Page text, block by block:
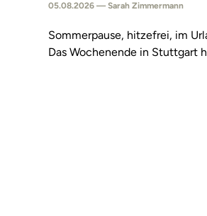
05.08.2026 — Sarah Zimmermann
Sommerpause, hitzefrei, im
Das Wochenende in Stuttgart